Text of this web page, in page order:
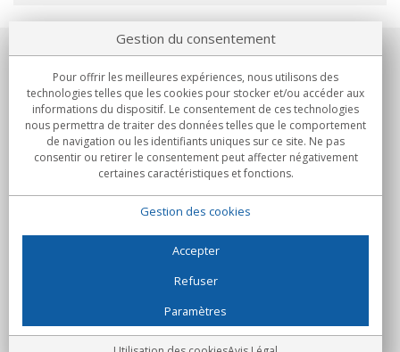
Notre société
Engagements
Achats
C/Flassaders, 13, Nave 6, 08130 Santa Perpètua de Mogoda
(Barcelone) - Espagne
Folie Numérique - Tous droits réservés
Gestion du consentement
Pour offrir les meilleures expériences, nous utilisons des
technologies telles que les cookies pour stocker et/ou accéder aux
informations du dispositif. Le consentement de ces technologies
nous permettra de traiter des données telles que le comportement
de navigation ou les identifiants uniques sur ce site. Ne pas
consentir ou retirer le consentement peut affecter négativement
certaines caractéristiques et fonctions.
Gestion des cookies
Accepter
Refuser
Paramètres